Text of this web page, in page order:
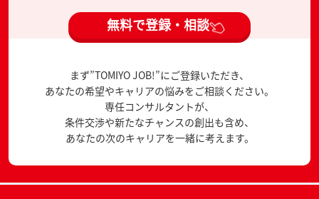
無料で登録・相談
まず”TOMIYO JOB!”にご登録いただき、
あなたの希望やキャリアの悩みをご相談ください。
専任コンサルタントが、
条件交渉や新たなチャンスの創出も含め、
あなたの次のキャリアを一緒に考えます。